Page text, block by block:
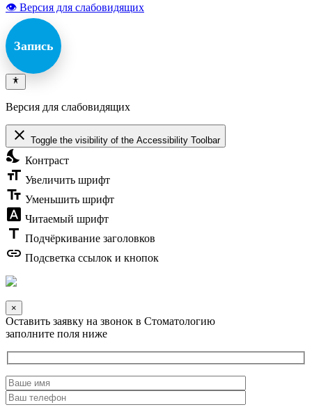
👁 Версия для слабовидящих
Запись
Версия для слабовидящих
close Toggle the visibility of the Accessibility Toolbar
nights_stay Контраст
format_size Увеличить шрифт
text_fields Уменьшить шрифт
font_download Читаемый шрифт
title Подчёркивание заголовков
link Подсветка ссылок и кнопок
×
Оставить заявку на звонок в Стоматологию
заполните поля ниже